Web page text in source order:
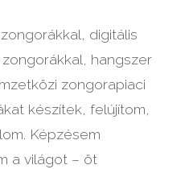
digitális
hangszer
zongorapiaci
készítek, felújítom,
Képzésem
a világot – öt